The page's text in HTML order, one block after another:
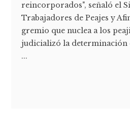
reincorporados", señaló el
Trabajadores de Peajes y
gremio que nuclea a los
judicializó la determinación
...